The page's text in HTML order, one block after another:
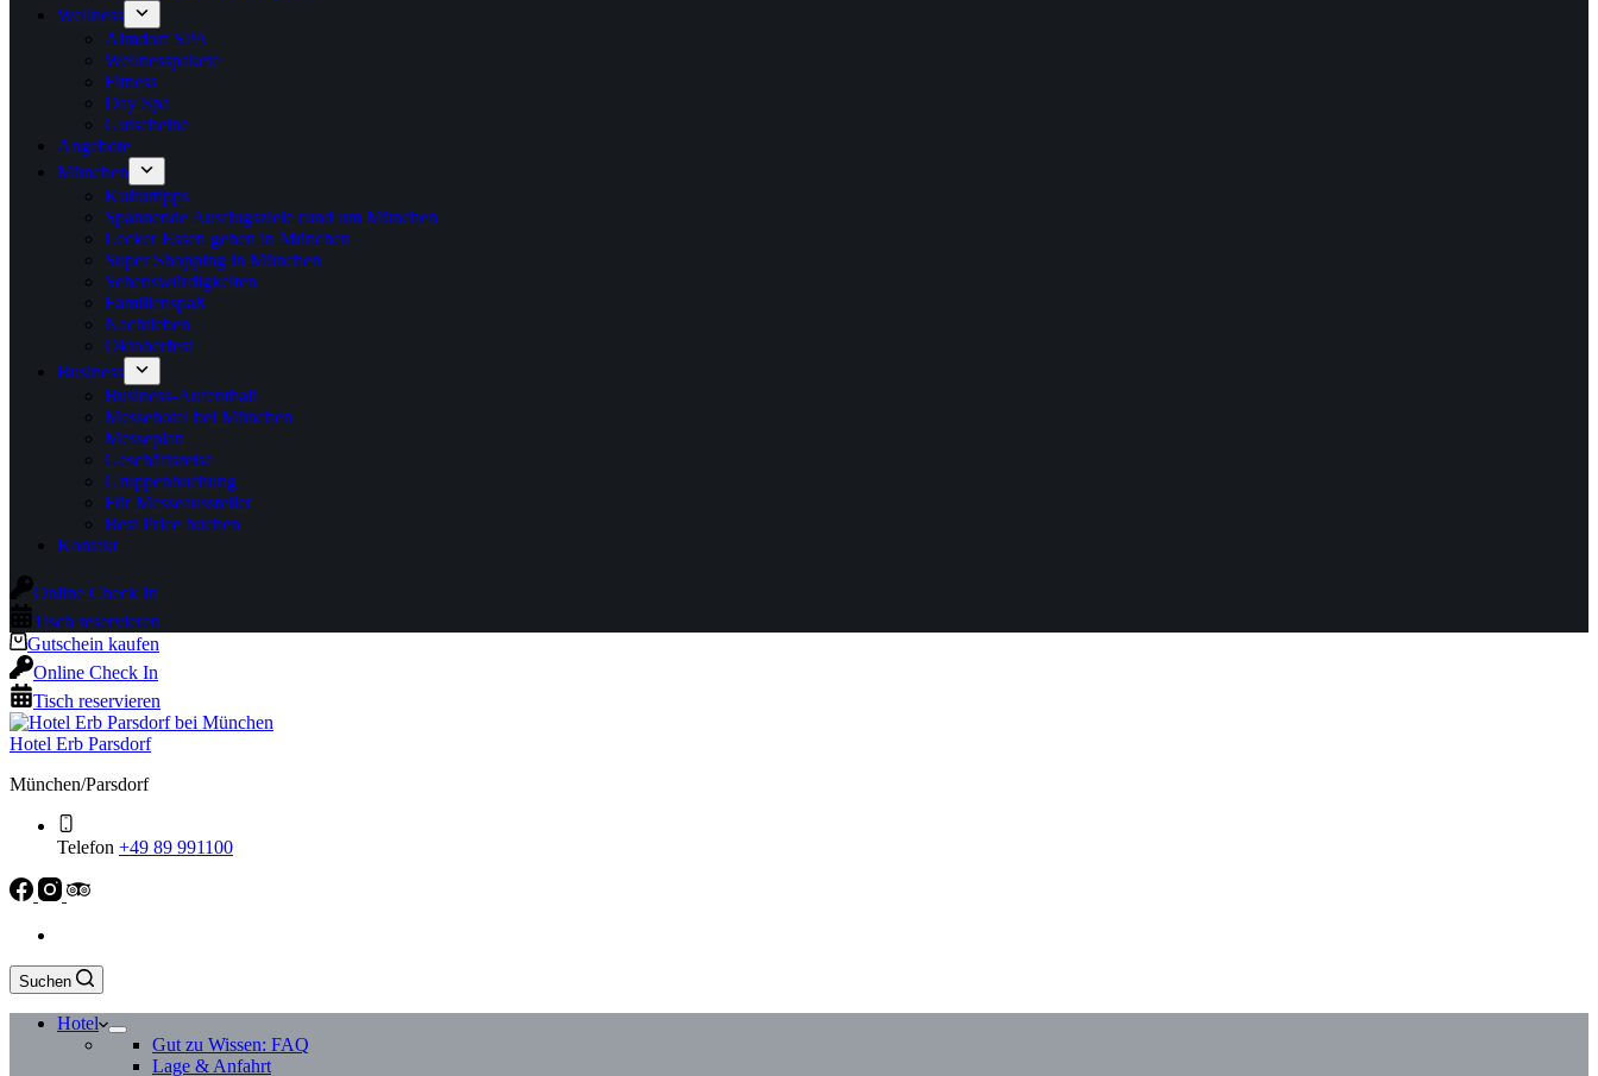
Wellness
Almdorf SPA
Wellnesspakete
Fitness
Day Spa
Gutscheine
Angebote
München
Kulturtipps
Spannende Ausflugsziele rund um München
Lecker Essen gehen in München
Super Shopping in München
Sehenswürdigkeiten
Familienspaß
Nachtleben
Oktoberfest
Business
Business-Aufenthalt
Messehotel bei München
Messeplan
Geschäftsreise
Gruppenbuchung
Für Messeaussteller
Best Price buchen
Kontakt
Online Check In
Tisch reservieren
Gutschein kaufen
Online Check In
Tisch reservieren
Hotel Erb Parsdorf
München/Parsdorf
Telefon +49 89 991100
Suchen
Hotel
Gut zu Wissen: FAQ
Lage & Anfahrt